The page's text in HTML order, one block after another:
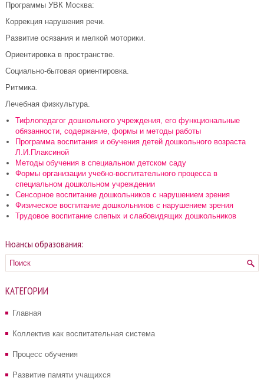
Программы УВК Москва:
Коррекция нарушения речи.
Развитие осязания и мелкой моторики.
Ориентировка в пространстве.
Социально-бытовая ориентировка.
Ритмика.
Лечебная физкультура.
Тифлопедагог дошкольного учреждения, его функциональные
обязанности, содержание, формы и методы работы
Программа воспитания и обучения детей дошкольного возраста
Л.И.Плаксиной
Методы обучения в специальном детском саду
Формы организации учебно-воспитательного процесса в
специальном дошкольном учреждении
Сенсорное воспитание дошкольников с нарушением зрения
Физическое воспитание дошкольников с нарушением зрения
Трудовое воспитание слепых и слабовидящих дошкольников
Нюансы образования:
КАТЕГОРИИ
Главная
Коллектив как воспитательная система
Процесс обучения
Развитие памяти учащихся